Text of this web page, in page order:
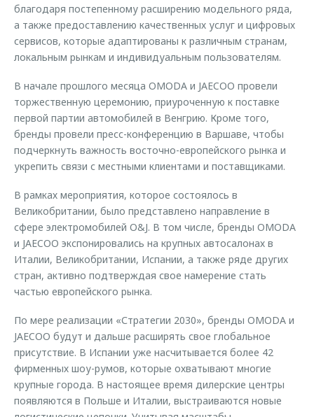
благодаря постепенному расширению модельного ряда,
а также предоставлению качественных услуг и цифровых
сервисов, которые адаптированы к различным странам,
локальным рынкам и индивидуальным пользователям.
В начале прошлого месяца OMODA и JAECOO провели
торжественную церемонию, приуроченную к поставке
первой партии автомобилей в Венгрию. Кроме того,
бренды провели пресс-конференцию в Варшаве, чтобы
подчеркнуть важность восточно-европейского рынка и
укрепить связи с местными клиентами и поставщиками.
В рамках мероприятия, которое состоялось в
Великобритании, было представлено направление в
сфере электромобилей O&J. В том числе, бренды OMODA
и JAECOO экспонировались на крупных автосалонах в
Италии, Великобритании, Испании, а также ряде других
стран, активно подтверждая свое намерение стать
частью европейского рынка.
По мере реализации «Стратегии 2030», бренды OMODA и
JAECOO будут и дальше расширять свое глобальное
присутствие. В Испании уже насчитывается более 42
фирменных шоу-румов, которые охватывают многие
крупные города. В настоящее время дилерские центры
появляются в Польше и Италии, выстраиваются новые